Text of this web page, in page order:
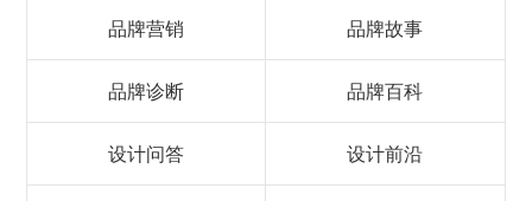
品牌营销 品牌故事
品牌诊断 品牌百科
设计问答 设计前沿